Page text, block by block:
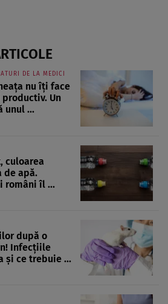
DE LA MEDICI
nu îți face
Un
unul ...
culoarea
de apă.
români îl ...
după o
Infecțiile
și ce trebuie ...